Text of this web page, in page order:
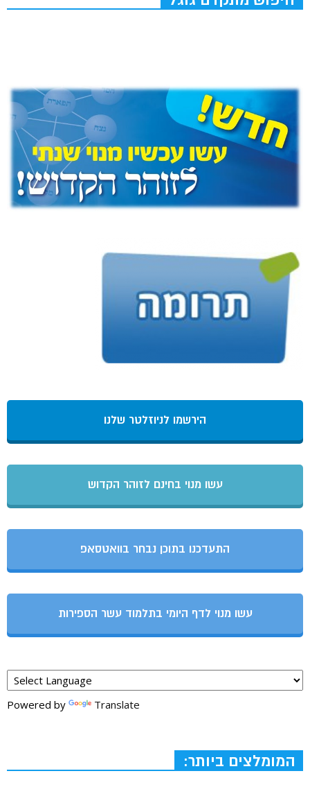
הירשמו לניוזלטר שלנו
עשו מנוי בחינם לזוהר הקדוש
התעדכנו בתוכן נבחר בוואטסאפ
עשו מנוי לדף היומי בתלמוד עשר הספירות
Powered by Translate
המומלצים ביותר: